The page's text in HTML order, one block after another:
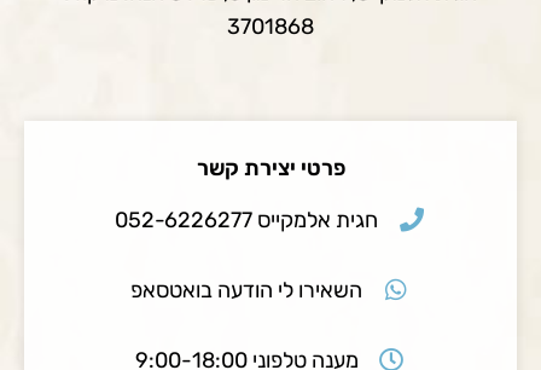
3701868
פרטי יצירת קשר
חגית אלמקייס 052-6226277
השאירו לי הודעה בואטסאפ
מענה טלפוני 9:00-18:00